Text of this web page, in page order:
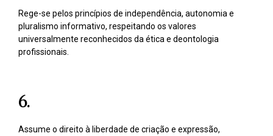
Rege-se pelos princípios de independência, autonomia e
pluralismo informativo, respeitando os valores
universalmente reconhecidos da ética e deontologia
profissionais.
6.
Assume o direito à liberdade de criação e expressão,